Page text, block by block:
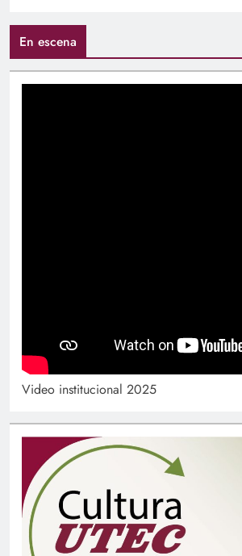
En escena
Video institucional 2025